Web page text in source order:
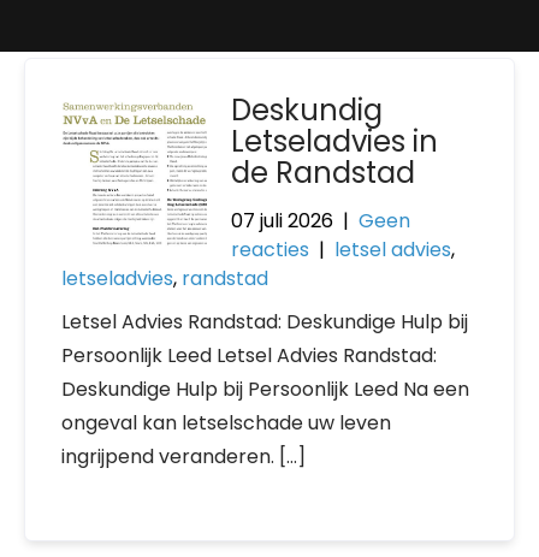
Deskundig
Letseladvies in
de Randstad
07 juli 2026 |Geen
reacties | letsel advies,
letseladvies, randstad
Letsel Advies Randstad: Deskundige Hulp bij
Persoonlijk Leed Letsel Advies Randstad:
Deskundige Hulp bij Persoonlijk Leed Na een
ongeval kan letselschade uw leven
ingrijpend veranderen. […]